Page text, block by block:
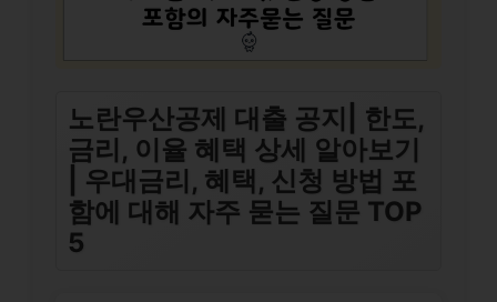
노란우산공제 대출 공지| 한도,
금리, 이율 혜택 상세 알아보기
| 우대금리, 혜택, 신청 방법 포
함에 대해 자주 묻는 질문 TOP
5